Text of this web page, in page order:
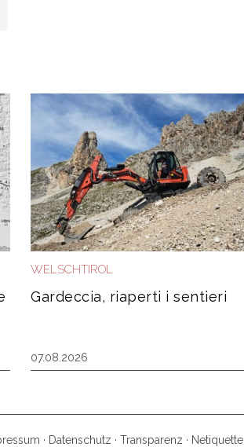
WELSCHTIROL
Gardeccia, riaperti i sentieri
07.08.2026
· Datenschutz · Transparenz · Netiquette